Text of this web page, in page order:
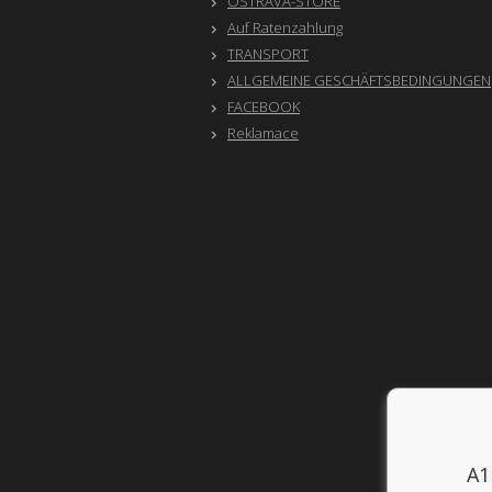
Auf Ratenzahlung
TRANSPORT
ALLGEMEINE GESCHÄFTSBEDINGUNGEN
FACEBOOK
Reklamace